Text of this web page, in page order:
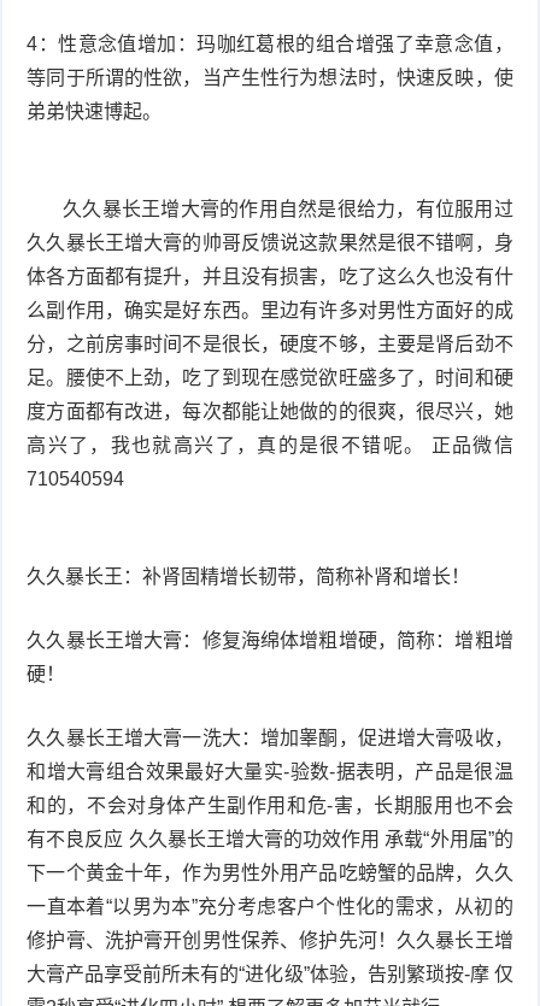
4：性意念值增加：玛咖红葛根的组合增强了幸意念值，
等同于所谓的性欲，当产生性行为想法时，快速反映，使
弟弟快速博起。
久久暴长王增大膏的作用自然是很给力，有位服用过
久久暴长王增大膏的帅哥反馈说这款果然是很不错啊，身
体各方面都有提升，并且没有损害，吃了这么久也没有什
么副作用，确实是好东西。里边有许多对男性方面好的成
分，之前房事时间不是很长，硬度不够，主要是肾后劲不
足。腰使不上劲，吃了到现在感觉欲旺盛多了，时间和硬
度方面都有改进，每次都能让她做的的很爽，很尽兴，她
高兴了，我也就高兴了，真的是很不错呢。 正品微信
710540594
久久暴长王：补肾固精增长韧带，简称补肾和增长！
久久暴长王增大膏：修复海绵体增粗增硬，简称：增粗增
硬！
久久暴长王增大膏一洗大：增加睾酮，促进增大膏吸收，
和增大膏组合效果最好大量实-验数-据表明，产品是很温
和的，不会对身体产生副作用和危-害，长期服用也不会
有不良反应 久久暴长王增大膏的功效作用 承载“外用届”的
下一个黄金十年，作为男性外用产品吃螃蟹的品牌，久久
一直本着“以男为本”充分考虑客户个性化的需求，从初的
修护膏、洗护膏开创男性保养、修护先河！久久暴长王增
大膏产品享受前所未有的“进化级”体验，告别繁琐按-摩 仅